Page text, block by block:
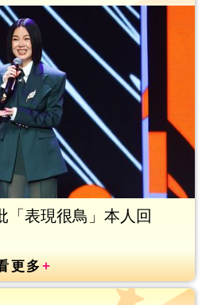
「表現很鳥」本人回
更多+